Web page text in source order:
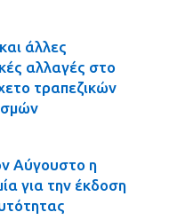
άλλες
αλλαγές στο
τραπεζικών
Αύγουστο η
για την έκδοση